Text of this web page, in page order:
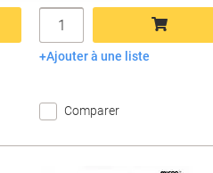
Quantité
Ajouter au panier
Ajouter à une liste
Comparer